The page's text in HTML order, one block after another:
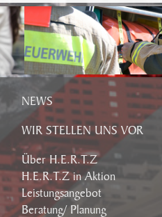
NEWS
WIR STELLEN UNS VOR
Über H.E.R.T.Z
H.E.R.T.Z in Aktion
Leistungsangebot
Beratung/ Planung